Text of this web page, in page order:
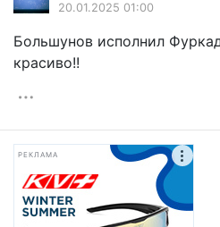
20.01.2025 01:00
Большунов исполнил
красиво!!
РЕКЛАМА